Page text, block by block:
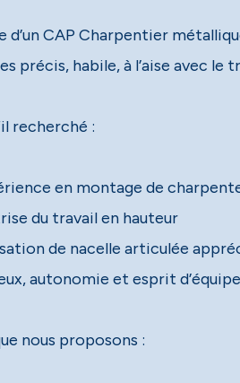
d’un CAP Charpentier
précis, habile, à l’aise avec
recherché :
Maîtrise du travail en hauteur
autonomie et esprit d’équipe
nous proposons :